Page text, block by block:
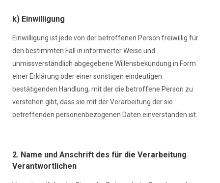
k) Einwilligung
Einwilligung ist jede von der betroffenen Person freiwillig für
den bestimmten Fall in informierter Weise und
unmissverständlich abgegebene Willensbekundung in Form
einer Erklärung oder einer sonstigen eindeutigen
bestätigenden Handlung, mit der die betroffene Person zu
verstehen gibt, dass sie mit der Verarbeitung der sie
betreffenden personenbezogenen Daten einverstanden ist.
2. Name und Anschrift des für die Verarbeitung
Verantwortlichen